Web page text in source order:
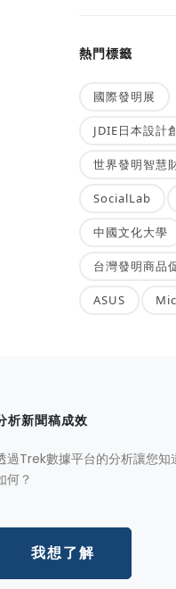
熱門標籤
國際發明展
JDIE日本設計
世界發明智慧
SocialLab
中國文化大學
台灣發明商品
ASUS
析新聞稿成效
過Trek數據平台的分析讓您知
何？
我想了解